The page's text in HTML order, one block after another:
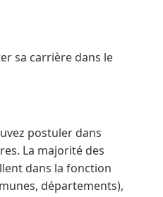
sa carrière dans le
postuler dans
La majorité des
dans la fonction
départements),